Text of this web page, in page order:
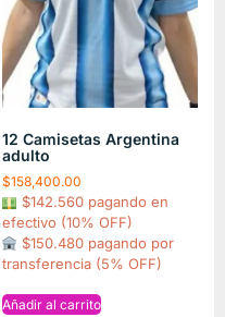
12 Camisetas Argentina
adulto
$158,400.00
$142.560 pagando en
efectivo (10% OFF)
$150.480 pagando por
transferencia (5% OFF)
Añadir al carrito